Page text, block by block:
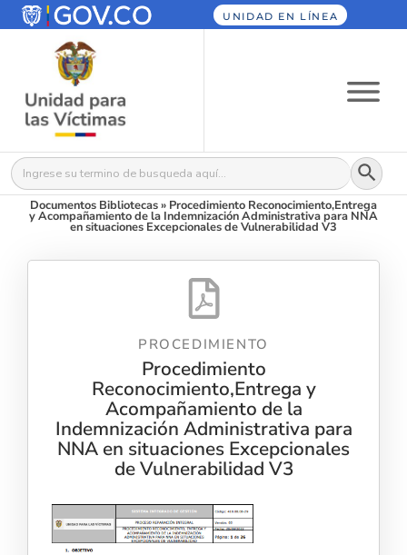
UNIDAD EN LÍNEA
Buscar: Botón
Documentos Bibliotecas» Procedimiento Reconocimiento,Entrega
y Acompañamiento de la Indemnización Administrativa para NNA
en situaciones Excepcionales de Vulnerabilidad V3
PROCEDIMIENTO
Procedimiento
Reconocimiento,Entrega y
Acompañamiento de la
Indemnización Administrativa para
NNA en situaciones Excepcionales
de Vulnerabilidad V3